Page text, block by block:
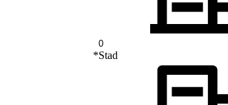
*Stad